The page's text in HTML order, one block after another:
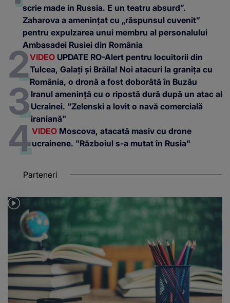
scrie made in Russia. E un teatru absurd”.
Zaharova a amenințat cu „răspunsul cuvenit”
pentru expulzarea unui membru al personalului
Ambasadei Rusiei din România
VIDEO UPDATE RO-Alert pentru locuitorii din
Tulcea, Galați și Brăila! Noi atacuri la granița cu
România, o dronă a fost doborâtă în Buzău
Iranul amenință cu o ripostă dură după un atac al
Ucrainei. "Zelenski a lovit o navă comercială
iraniană"
VIDEO Moscova, atacată masiv cu drone
ucrainene. "Războiul s-a mutat în Rusia"
Parteneri